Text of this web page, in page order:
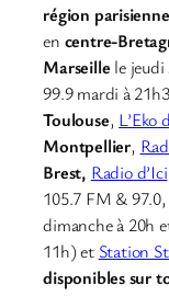
région parisienne
en centre-
Marseille le jeudi
99.9 mardi à
Toulouse, L’Eko
Montpellier,
Brest, Radio d’Ici
105.7 FM &
dimanche à 20h
11h) et Station
disponibles sur